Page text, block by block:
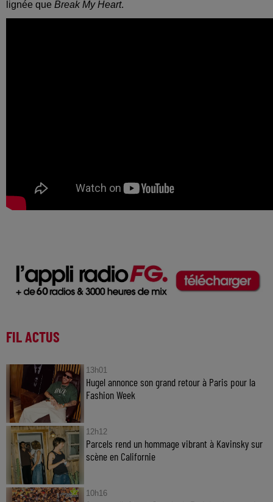
lignée que Break My Heart.
FIL ACTUS
13h01
Hugel annonce son grand retour à Paris pour la
Fashion Week
12h12
Parcels rend un hommage vibrant à Kavinsky sur
scène en Californie
10h16